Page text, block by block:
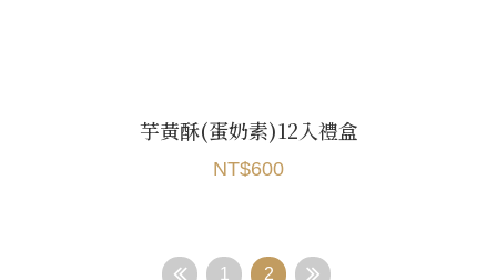
芋黃酥(蛋奶素)12入禮盒
NT$600
1 2